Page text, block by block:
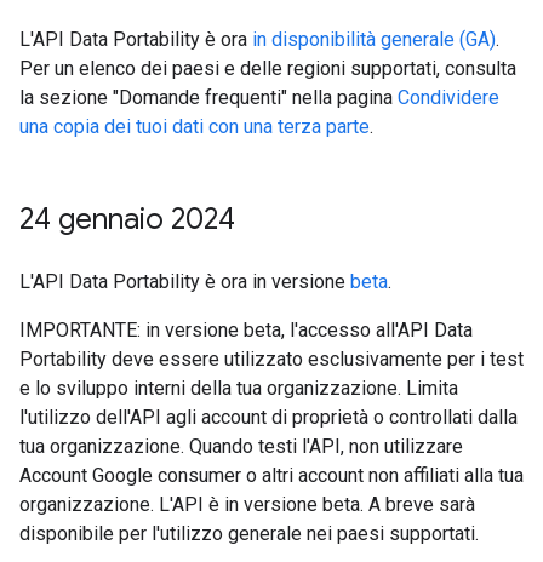
L'API Data Portability è ora in disponibilità generale (GA).
Per un elenco dei paesi e delle regioni supportati, consulta
la sezione "Domande frequenti" nella pagina Condividere
una copia dei tuoi dati con una terza parte.
24 gennaio 2024
L'API Data Portability è ora in versione beta.
IMPORTANTE: in versione beta, l'accesso all'API Data
Portability deve essere utilizzato esclusivamente per i test
e lo sviluppo interni della tua organizzazione. Limita
l'utilizzo dell'API agli account di proprietà o controllati dalla
tua organizzazione. Quando testi l'API, non utilizzare
Account Google consumer o altri account non affiliati alla tua
organizzazione. L'API è in versione beta. A breve sarà
disponibile per l'utilizzo generale nei paesi supportati.